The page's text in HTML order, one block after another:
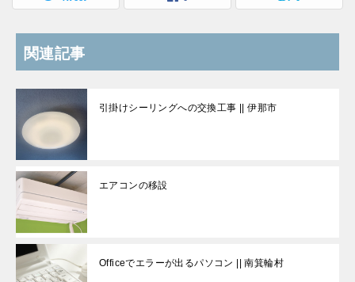
関連記事
引掛けシーリングへの交換工事 || 伊那市
エアコンの移設
Officeでエラーが出るパソコン || 南箕輪村